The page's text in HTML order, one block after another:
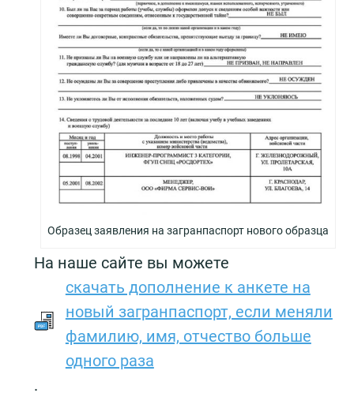
Образец заявления на загранпаспорт нового образца
На наше сайте вы можете
скачать дополнение к анкете на
новый загранпаспорт, если меняли
фамилию, имя, отчество больше
одного раза
.